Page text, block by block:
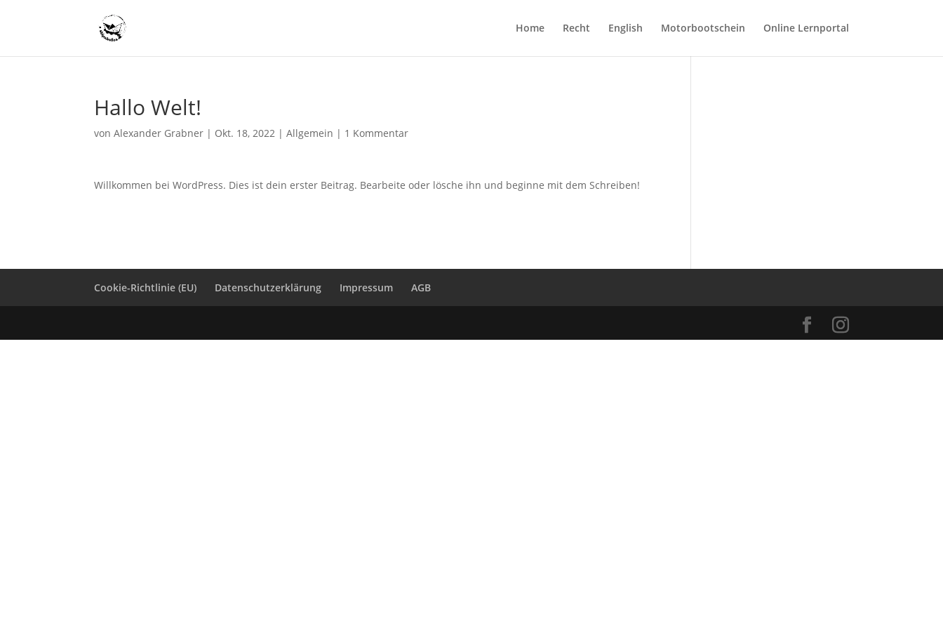
Home Recht English Motorbootschein Online Lernportal
Hallo Welt!
vonAlexander Grabner | Okt. 18, 2022 |Allgemein | 1 Kommentar
Willkommen bei WordPress. Dies ist dein erster Beitrag. Bearbeite oder lösche ihn und beginne mit dem Schreiben!
Cookie-Richtlinie (EU) Datenschutzerklärung Impressum AGB